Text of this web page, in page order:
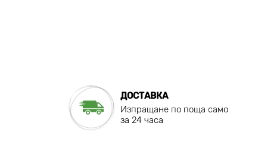
ДОСТАВКА
Изпращане по поща само
за 24 часа